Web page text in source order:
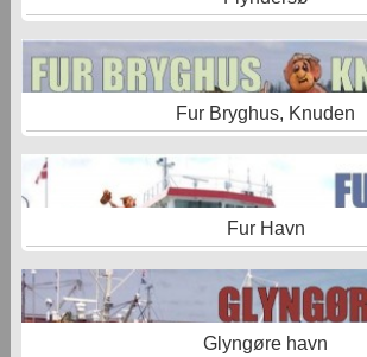
Fur Bryghus, Knuden
Fur Havn
Glyngøre havn